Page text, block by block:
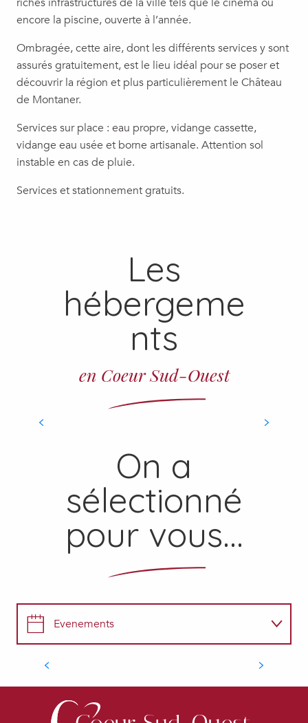
encore la piscine, ouverte à l’année.
Ombragée, cette aire, dont les différents services y sont
assurés gratuitement, est le lieu idéal pour se poser et
découvrir la région et plus particulièrement le Château
de Montaner.
Services sur place : eau propre, vidange cassette,
vidange eau usée et borne artisanale. Attention sol
instable en cas de pluie.
Services et stationnement gratuits.
Les
hébergeme
nts
en Coeur Sud-Ouest
Pelerins / gîte d’étape
NOTRE SÉLECTION
On a
sélectionné
pour vous...
Evenements
Gastronomie
AOÛT
Concert
MUSIQUE